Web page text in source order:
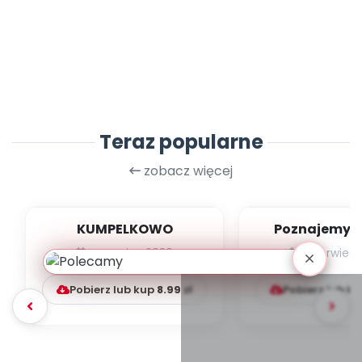
Teraz popularne
zobacz więcej
KUMPELKOWO
czerwiec 2026
Pobierz lub kup8.99 zł
Poznajemy
czerwiec
Pobierz lub